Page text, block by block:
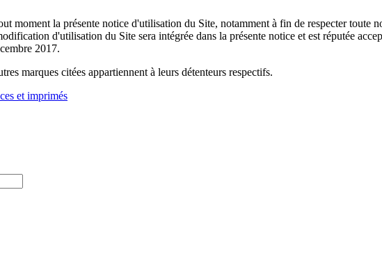
moment la présente notice d'utilisation du Site, notamment à fin de respecter toute
d'utilisation du Site sera intégrée dans la présente notice et est réputée
2017.
marques citées appartiennent à leurs détenteurs respectifs.
et imprimés